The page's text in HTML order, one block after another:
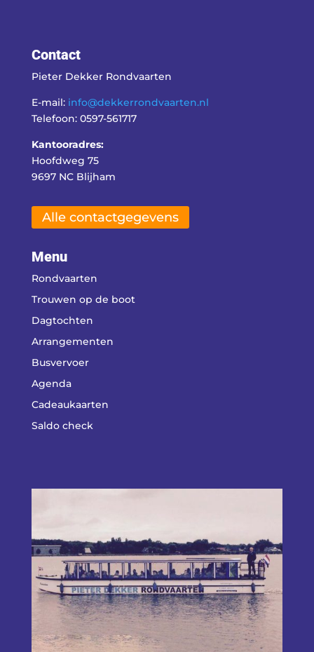
Contact
Pieter Dekker Rondvaarten
E-mail: info@dekkerrondvaarten.nl
Telefoon: 0597-561717
Kantooradres:
Hoofdweg 75
9697 NC Blijham
Alle contactgegevens
Menu
Rondvaarten
Trouwen op de boot
Dagtochten
Arrangementen
Busvervoer
Agenda
Cadeaukaarten
Saldo check